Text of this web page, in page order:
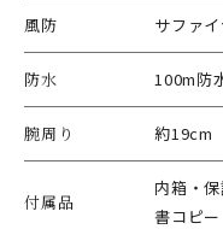
風防 サファ
防水 100m防
腕周り 約19cm
付属品
内箱・
書コピー